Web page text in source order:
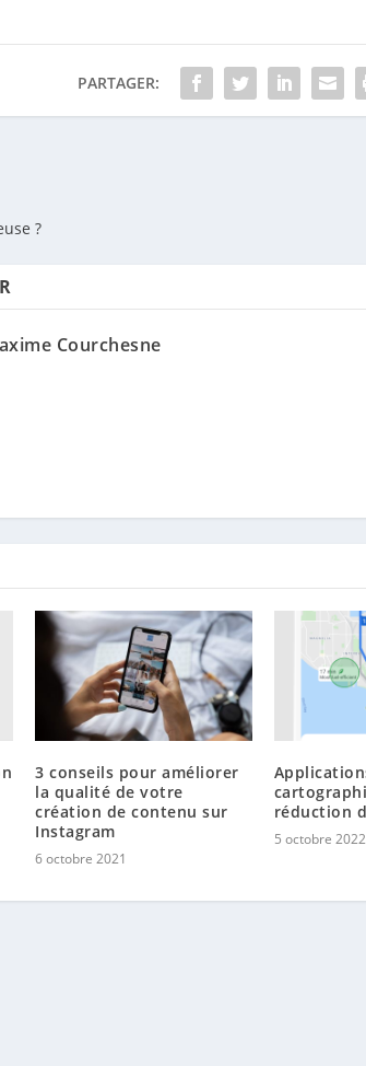
PARTAGER:
?
Courchesne
3 conseils pour améliorer
la qualité de votre
création de contenu sur
Instagram
6 octobre 2021
réduction
5 octobre 2022